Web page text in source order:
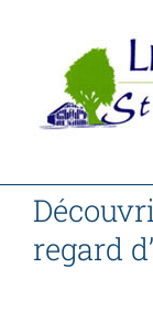
contenu
regard